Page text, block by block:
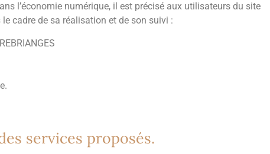
l’économie numérique, il est précisé aux utilisateurs du site
cadre de sa réalisation et de son suivi :
services proposés.